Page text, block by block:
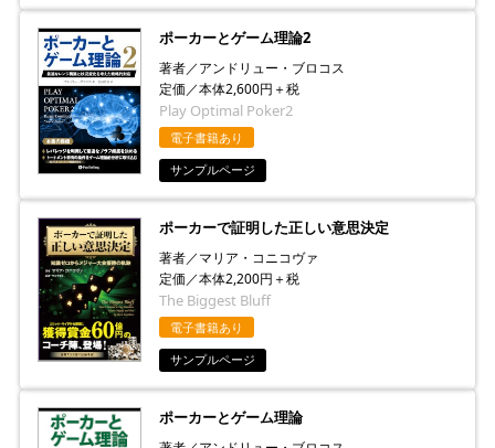
ポーカーとゲーム理論2
著者／アンドリュー・ブロコス
定価／本体2,600円＋税
Play Optimal Poker2
電子書籍あり
サンプルページ
ポーカーで証明した正しい意思決定
著者／マリア・コニコヴァ
定価／本体2,200円＋税
The Biggest Bluff
電子書籍あり
サンプルページ
ポーカーとゲーム理論